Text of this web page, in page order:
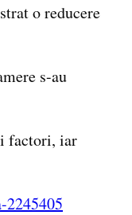
o reducere
s-au
factori, iar